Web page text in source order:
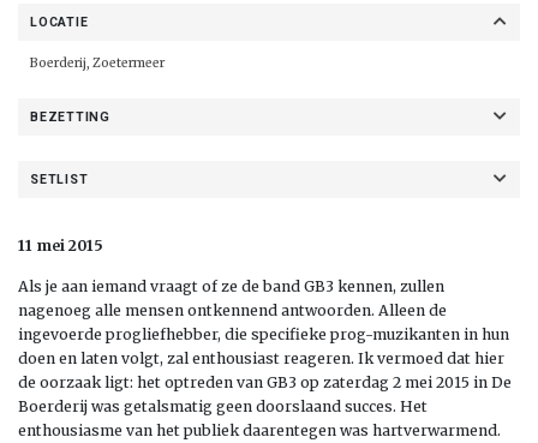
LOCATIE
Boerderij, Zoetermeer
BEZETTING
SETLIST
11 mei 2015
Als je aan iemand vraagt of ze de band GB3 kennen, zullen
nagenoeg alle mensen ontkennend antwoorden. Alleen de
ingevoerde progliefhebber, die specifieke prog-muzikanten in hun
doen en laten volgt, zal enthousiast reageren. Ik vermoed dat hier
de oorzaak ligt: het optreden van GB3 op zaterdag 2 mei 2015 in De
Boerderij was getalsmatig geen doorslaand succes. Het
enthousiasme van het publiek daarentegen was hartverwarmend.